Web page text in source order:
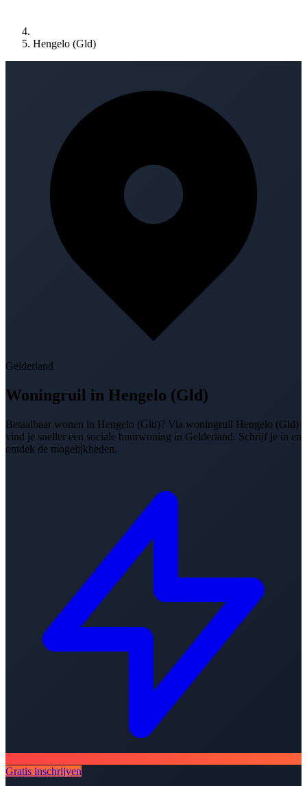
Hengelo (Gld)
Gelderland
Woningruil in Hengelo (Gld)
Betaalbaar wonen in Hengelo (Gld)? Via woningruil Hengelo (Gld)
vind je sneller een sociale huurwoning in Gelderland. Schrijf je in en
ontdek de mogelijkheden.
Gratis inschrijven